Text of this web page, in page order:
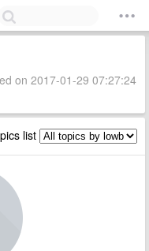
on 2017-01-29 07:27:24
list